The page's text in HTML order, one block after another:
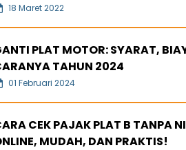
18 Maret 2022
PLAT MOTOR: SYARAT,
TAHUN 2024
01 Februari 2024
CEK PAJAK PLAT B TANPA
MUDAH, DAN PRAKTIS!